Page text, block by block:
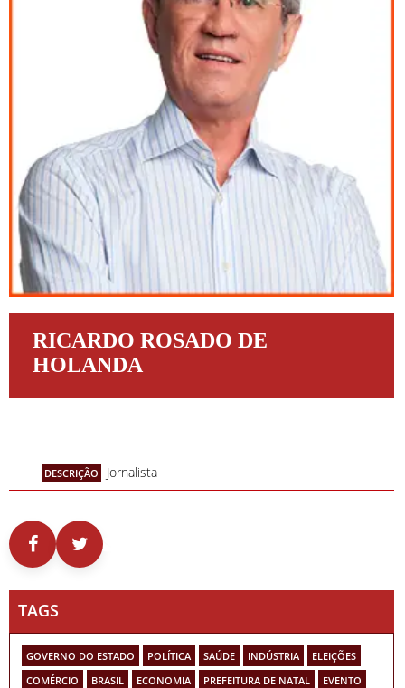
RICARDO ROSADO DE
HOLANDA
DESCRIÇÃO Jornalista
TAGS
GOVERNO DO ESTADO POLÍTICA SAÚDE INDÚSTRIA
ELEIÇÕES
COMÉRCIO
BRASIL ECONOMIA PREFEITURA DE NATAL
EVENTO